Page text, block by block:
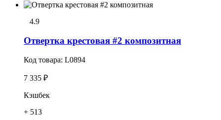
4.9
Отвертка крестовая #2 композитная
Код товара: L0894
7 335 ₽
Кэшбек
+ 513